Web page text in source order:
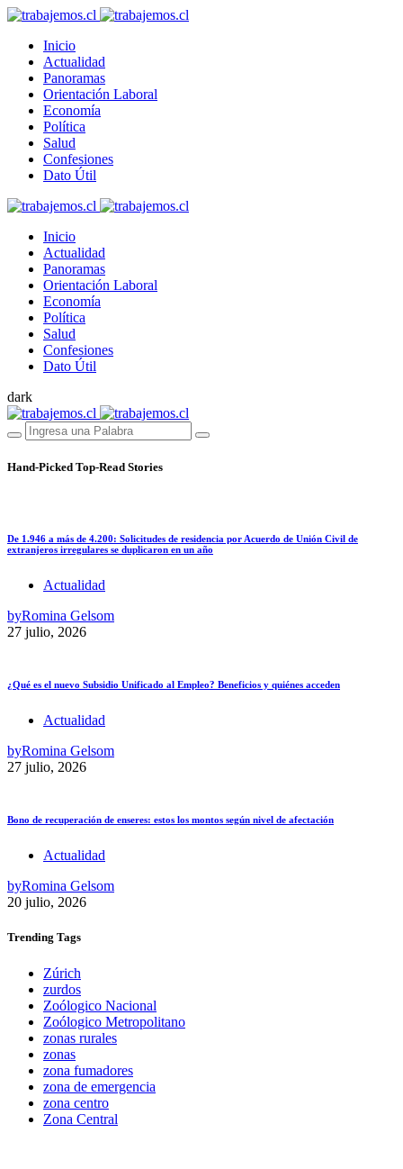
Inicio
Actualidad
Panoramas
Orientación Laboral
Economía
Política
Salud
Confesiones
Dato Útil
Inicio
Actualidad
Panoramas
Orientación Laboral
Economía
Política
Salud
Confesiones
Dato Útil
dark
Hand-Picked Top-Read Stories
De 1.946 a más de 4.200: Solicitudes de residencia por Acuerdo de Unión Civil de
extranjeros irregulares se duplicaron en un año
Actualidad
byRomina Gelsom
27 julio, 2026
¿Qué es el nuevo Subsidio Unificado al Empleo? Beneficios y quiénes acceden
Actualidad
byRomina Gelsom
27 julio, 2026
Bono de recuperación de enseres: estos los montos según nivel de afectación
Actualidad
byRomina Gelsom
20 julio, 2026
Trending Tags
Zúrich
zurdos
Zoólogico Nacional
Zoólogico Metropolitano
zonas rurales
zonas
zona fumadores
zona de emergencia
zona centro
Zona Central